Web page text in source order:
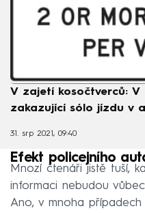
V zajetí kosočtverců: V
zakazující sólo jízdu v
31. srp 2021, 09:40
Efekt policejního
Mnozí čtenáři jistě tuší,
informaci nebudou
Ano, v mnoha